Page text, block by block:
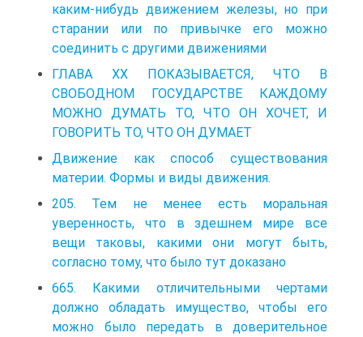
каким-нибудь движением железы, но при
старании или по привычке его можно
соединить с другими движениями
ГЛАВА XX ПОКАЗЫВАЕТСЯ, ЧТО В
СВОБОДНОМ ГОСУДАРСТВЕ КАЖДОМУ
МОЖНО ДУМАТЬ ТО, ЧТО ОН ХОЧЕТ, И
ГОВОРИТЬ ТО, ЧТО ОН ДУМАЕТ
Движение как способ существования
материи. Формы и виды движения.
205. Тем не менее есть моральная
уверенность, что в здешнем мире все
вещи таковы, какими они могут быть,
согласно тому, что было тут доказано
665. Какими отличительными чертами
должно обладать имущество, чтобы его
можно было передать в доверительное